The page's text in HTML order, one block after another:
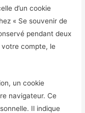
d’un cookie
« Se souvenir de
pendant deux
votre compte, le
un cookie
navigateur. Ce
Il indique